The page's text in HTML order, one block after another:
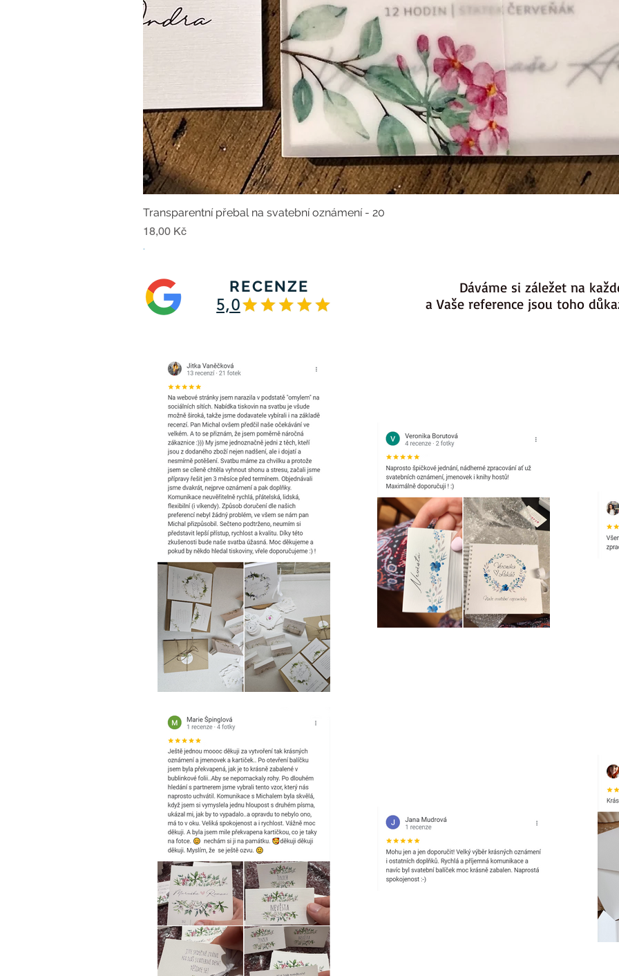
Transparentní přebal na svatební oznámení - 20
Cena
18,00 Kč
.
RECENZE
5,0
Dáváme si záležet na
a Vaše reference jsou toho